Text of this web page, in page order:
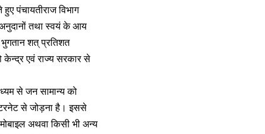
पंचायतीराज विभाग
अनुदानों तथा स्वयं के आय
भुगतान शत् प्रतिशत
एवं राज्य सरकार से
से जन सामान्य को
से जोड़ना है। इससे
अथवा किसी भी अन्य